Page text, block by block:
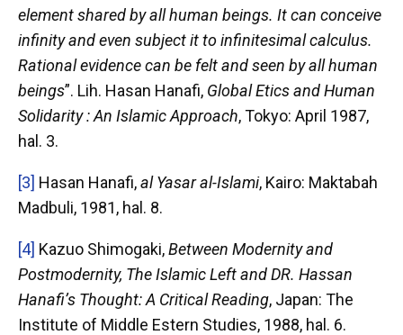
element shared by all human beings. It can conceive
infinity and even subject it to infinitesimal calculus.
Rational evidence can be felt and seen by all human
beings”. Lih. Hasan Hanafi, Global Etics and Human
Solidarity : An Islamic Approach, Tokyo: April 1987,
hal. 3.
[3] Hasan Hanafi,al Yasar al-Islami, Kairo: Maktabah
Madbuli, 1981, hal. 8.
[4] Kazuo Shimogaki,Between Modernity and
Postmodernity, The Islamic Left and DR. Hassan
Hanafi’s Thought: A Critical Reading, Japan: The
Institute of Middle Estern Studies, 1988, hal. 6.